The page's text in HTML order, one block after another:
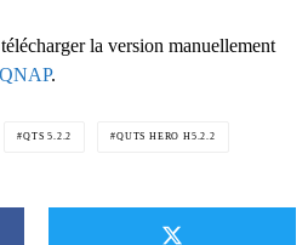
la version manuellement
.
QTS 5.2.2 QUTS HERO H5.2.2